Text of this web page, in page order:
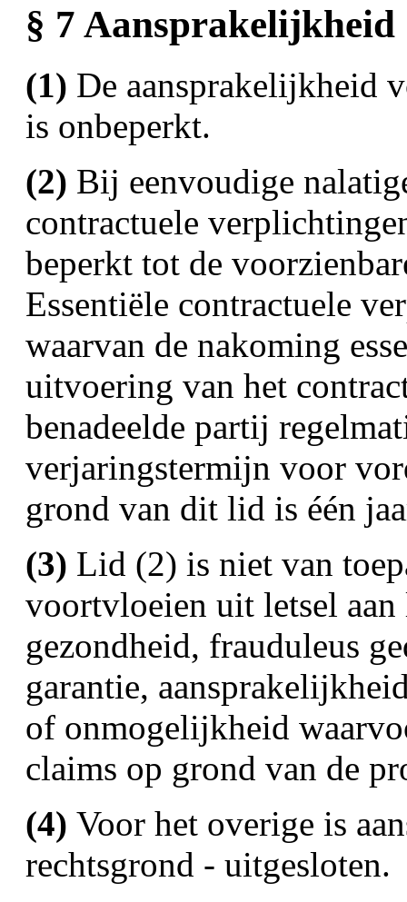
§ 7 Aansprakelijkheid
(1) De aansprakelijkheid
is onbeperkt.
(2) Bij eenvoudige
contractuele
beperkt tot de
Essentiële contractuele
waarvan de nakoming
uitvoering van het
benadeelde partij
verjaringstermijn voor
grond van dit lid is één
(3) Lid (2) is niet van
voortvloeien uit letsel aan
gezondheid, frauduleus
garantie,
of onmogelijkheid
claims op grond van de
(4) Voor het overige is
rechtsgrond - uitgesloten.